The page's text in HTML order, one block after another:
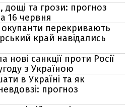
дощі та грози: прогноз
16 червня
перекривають
край навідались
нові санкції проти Росії
з Україною
в Україні та як
прогноз